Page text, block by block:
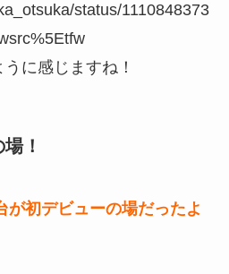
status/1110848373
に感じますね！
！
が初デビューの場だったよ